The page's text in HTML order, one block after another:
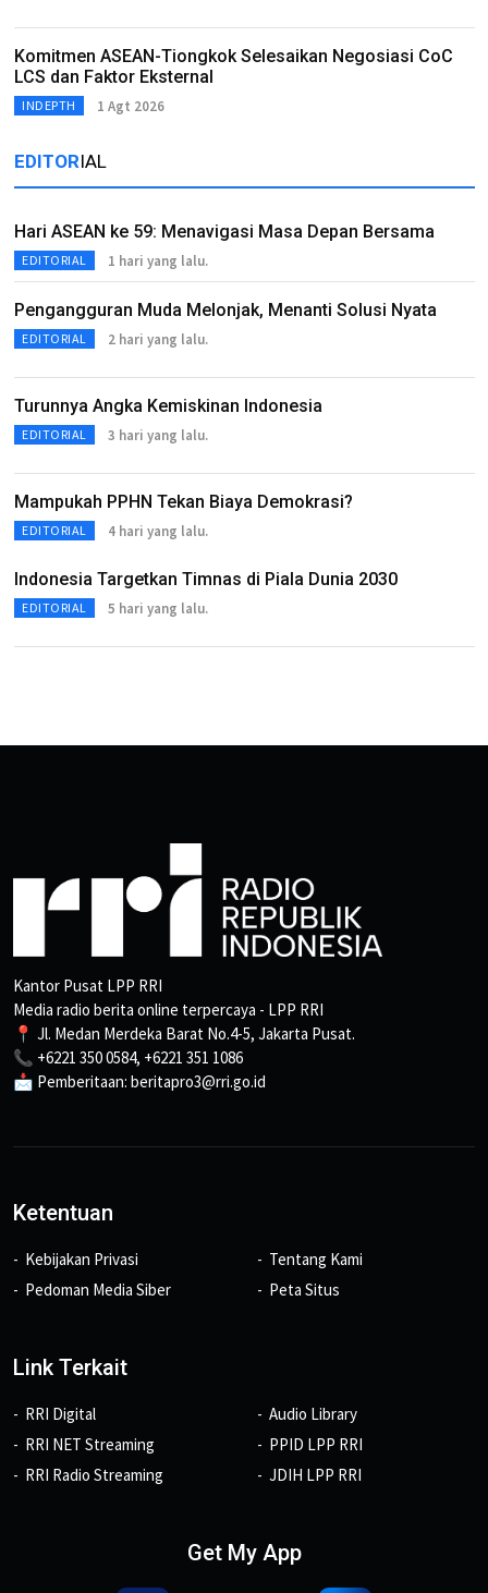
Komitmen ASEAN-Tiongkok Selesaikan Negosiasi CoC
LCS dan Faktor Eksternal
INDEPTH 1 Agt 2026
EDITORIAL
Hari ASEAN ke 59: Menavigasi Masa Depan Bersama
EDITORIAL 1 hari yang lalu.
Pengangguran Muda Melonjak, Menanti Solusi Nyata
EDITORIAL 2 hari yang lalu.
Turunnya Angka Kemiskinan Indonesia
EDITORIAL 3 hari yang lalu.
Mampukah PPHN Tekan Biaya Demokrasi?
EDITORIAL 4 hari yang lalu.
Indonesia Targetkan Timnas di Piala Dunia 2030
EDITORIAL 5 hari yang lalu.
Kantor Pusat LPP RRI
Media radio berita online terpercaya - LPP RRI
📍 Jl. Medan Merdeka Barat No.4-5, Jakarta Pusat.
📞 +6221 350 0584, +6221 351 1086
📩 Pemberitaan: beritapro3@rri.go.id
Ketentuan
Kebijakan Privasi
Pedoman Media Siber
Tentang Kami
Peta Situs
Link Terkait
RRI Digital
RRI NET Streaming
RRI Radio Streaming
Audio Library
PPID LPP RRI
JDIH LPP RRI
Get My App